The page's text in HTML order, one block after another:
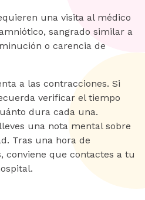
una visita al médico
sangrado similar a
o carencia de
a las contracciones. Si
verificar el tiempo
dura cada una.
una nota mental sobre
Tras una hora de
conviene que contactes a tu